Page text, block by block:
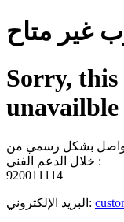
غير متاح
Sorry, this
unavailble
بشكل رسمي من
خلال الدعم الفني :
920011114
البريد الإلكتروني: